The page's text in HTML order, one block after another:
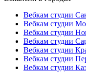
Вебкам студии
Вебкам студии
Вебкам студии
Вебкам студии
Вебкам студии
Вебкам студии
Вебкам студии